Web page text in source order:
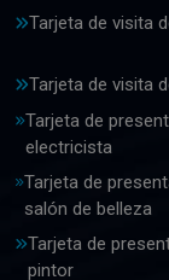
Tarjeta de visita
Tarjeta de visita
Tarjeta de
electricista
Tarjeta de
salón de belleza
Tarjeta de
pintor